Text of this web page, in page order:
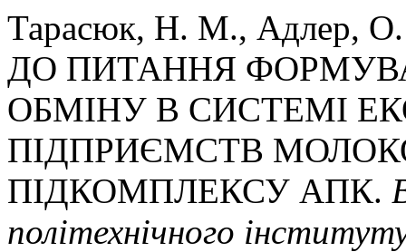
Тарасюк, Н. М., Адлер,
ДО ПИТАННЯ
ОБМІНУ В СИСТЕМІ
ПІДПРИЄМСТВ
ПІДКОМПЛЕКСУ АПК.
політехнічного